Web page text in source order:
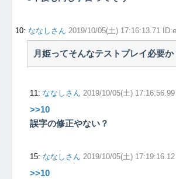
10: ななしさん 2019/10/05(土) 17:16:13.71
月姫ってそんなテストプレイ必要か
11: ななしさん 2019/10/05(土)
>>10
誤字の修正やない？
15: ななしさん 2019/10/05(土)
>>10